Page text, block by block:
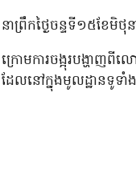
នាព្រឹកថ្ងៃចន្ទទី១៥ខែមិថុ
ក្រោមការចង្អុរបង្ហាញ
ដែលនៅក្នុងមូលដ្ឋានទូទាំ